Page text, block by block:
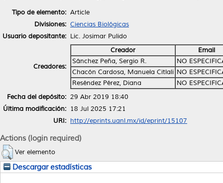
Tipo de elemento: Article
Divisiones: Ciencias Biológicas
Usuario depositante: Lic. Josimar Pulido
Creadores:
Creador
Email
Sánchez Peña, Sergio R.
NO
Chacón Cardosa, Manuela Citlali NO
Reséndez Pérez, Diana
NO
Fecha del depósito: 29 Abr 2019 18:40
Última modificación: 18 Jul 2025 17:21
URI: http://eprints.uanl.mx/id/eprint/15107
Actions (login required)
Ver elemento
Descargar estadísticas